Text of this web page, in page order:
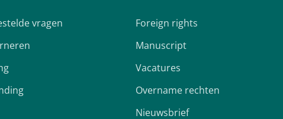
vragen
Foreign rights
Manuscript
Vacatures
Overname rechten
Nieuwsbrief